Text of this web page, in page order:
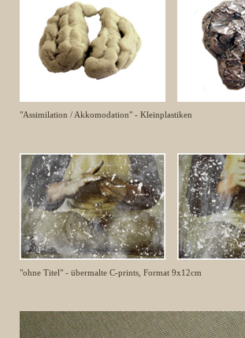
"Assimilation / Akkomodation" - Kleinplastiken
"ohne Titel" - übermalte C-prints, Format 9x12cm